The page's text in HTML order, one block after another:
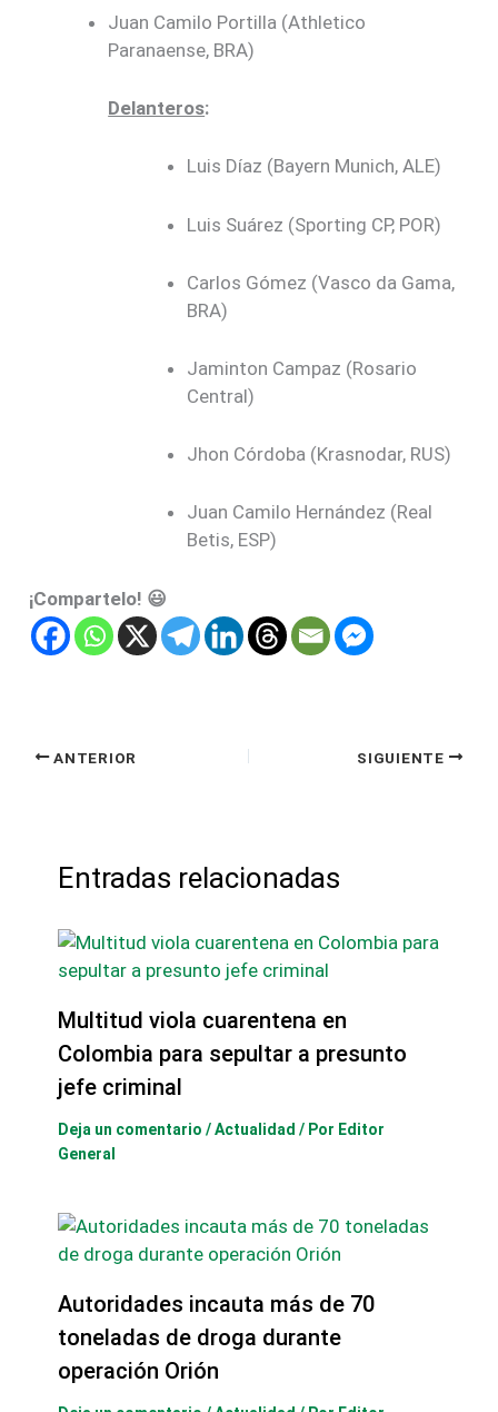
Juan Camilo Portilla (Athletico
Paranaense, BRA)
Delanteros:
Luis Díaz (Bayern Munich, ALE)
Luis Suárez (Sporting CP, POR)
Carlos Gómez (Vasco da Gama,
BRA)
Jaminton Campaz (Rosario
Central)
Jhon Córdoba (Krasnodar, RUS)
Juan Camilo Hernández (Real
Betis, ESP)
¡Compartelo! 😃
ANTERIOR SIGUIENTE
Entradas relacionadas
Multitud viola cuarentena en
Colombia para sepultar a presunto
jefe criminal
Deja un comentario /Actualidad / Por Editor
General
Autoridades incauta más de 70
toneladas de droga durante
operación Orión